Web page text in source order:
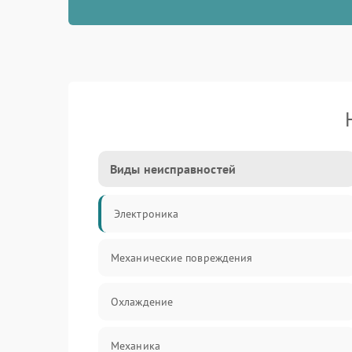
Виды неисправностей
Электроника
Механические повреждения
Охлаждение
Механика